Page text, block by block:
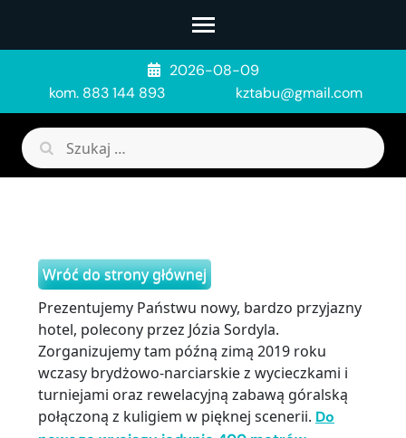
content
2026-08-09
kom. 883 144 893
kztabu@gmail.com
Szukaj:
Wróć do strony głównej
Prezentujemy Państwu nowy, bardzo przyjazny
hotel, polecony przez Józia Sordyla.
Zorganizujemy tam późną zimą 2019 roku
wczasy brydżowo-narciarskie z wycieczkami i
turniejami oraz rewelacyjną zabawą góralską
połączoną z kuligiem w pięknej scenerii. Do